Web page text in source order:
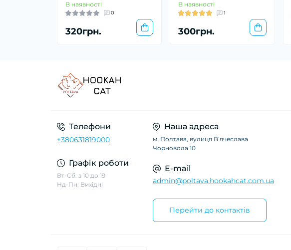
В наявності
0
320грн.
В наявності
1
300грн.
Телефони
+380631819000
Графік роботи
Вт-Сб: з 10 до 19
Нд-Пн: Вихідні
Наша адреса
м. Полтава, вулиця Вʼячеслава
Чорновола 10
E-mail
admin@poltava.hookahcat.com.ua
Перейти до контактів